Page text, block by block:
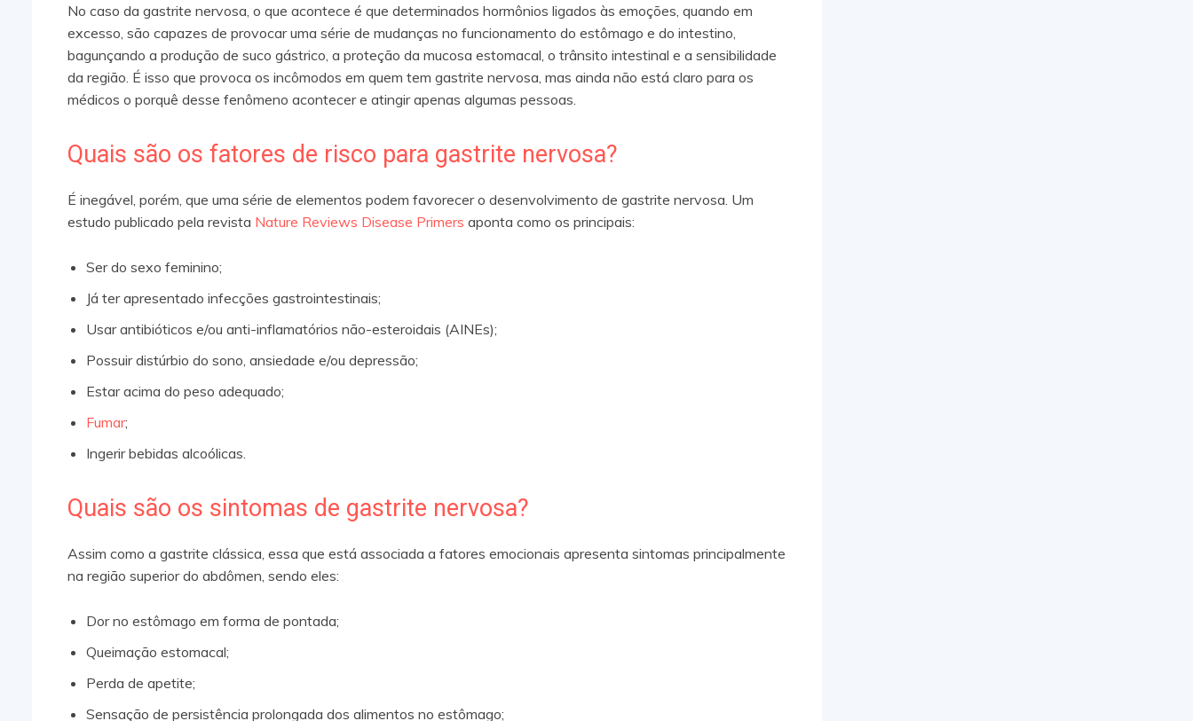
No caso da gastrite nervosa, o que acontece é que determinados hormônios ligados às emoções, quando em
excesso, são capazes de provocar uma série de mudanças no funcionamento do estômago e do intestino,
bagunçando a produção de suco gástrico, a proteção da mucosa estomacal, o trânsito intestinal e a sensibilidade
da região. É isso que provoca os incômodos em quem tem gastrite nervosa, mas ainda não está claro para os
médicos o porquê desse fenômeno acontecer e atingir apenas algumas pessoas.
Quais são os fatores de risco para gastrite nervosa?
É inegável, porém, que uma série de elementos podem favorecer o desenvolvimento de gastrite nervosa. Um
estudo publicado pela revista Nature Reviews Disease Primers aponta como os principais:
Ser do sexo feminino;
Já ter apresentado infecções gastrointestinais;
Usar antibióticos e/ou anti-inflamatórios não-esteroidais (AINEs);
Possuir distúrbio do sono, ansiedade e/ou depressão;
Estar acima do peso adequado;
Fumar;
Ingerir bebidas alcoólicas.
Quais são os sintomas de gastrite nervosa?
Assim como a gastrite clássica, essa que está associada a fatores emocionais apresenta sintomas principalmente
na região superior do abdômen, sendo eles:
Dor no estômago em forma de pontada;
Queimação estomacal;
Perda de apetite;
Sensação de persistência prolongada dos alimentos no estômago;